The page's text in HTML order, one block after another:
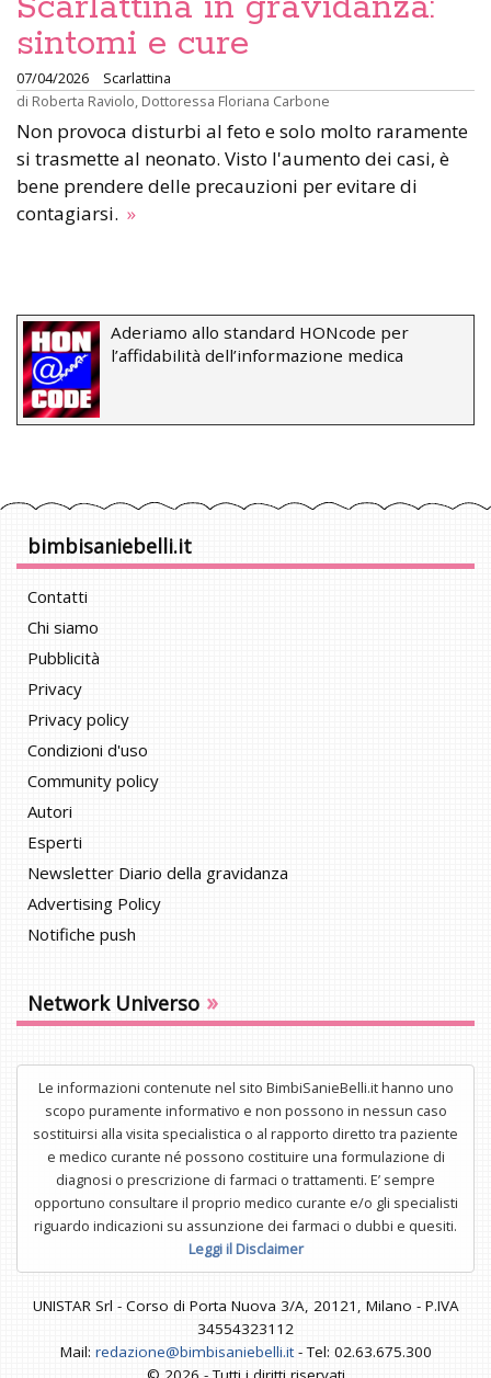
sintomi e cure
07/04/2026
Scarlattina
di Roberta Raviolo Dottoressa Floriana Carbone
Non provoca disturbi al feto e solo molto raramente
si trasmette al neonato. Visto l'aumento dei casi, è
bene prendere delle precauzioni per evitare di
contagiarsi. »
Aderiamo allo standard HONcode per
l’affidabilità dell’informazione medica
bimbisaniebelli.it
Contatti
Chi siamo
Pubblicità
Privacy
Privacy policy
Condizioni d'uso
Community policy
Autori
Esperti
Newsletter Diario della gravidanza
Advertising Policy
Notifiche push
Network Universo »
Le informazioni contenute nel sito BimbiSanieBelli.it hanno uno
scopo puramente informativo e non possono in nessun caso
sostituirsi alla visita specialistica o al rapporto diretto tra paziente
e medico curante né possono costituire una formulazione di
diagnosi o prescrizione di farmaci o trattamenti. E’ sempre
opportuno consultare il proprio medico curante e/o gli specialisti
riguardo indicazioni su assunzione dei farmaci o dubbi e quesiti.
Leggi il Disclaimer
UNISTAR Srl - Corso di Porta Nuova 3/A, 20121, Milano - P.IVA
34554323112
Mail: redazione@bimbisaniebelli.it- Tel: 02.63.675.300